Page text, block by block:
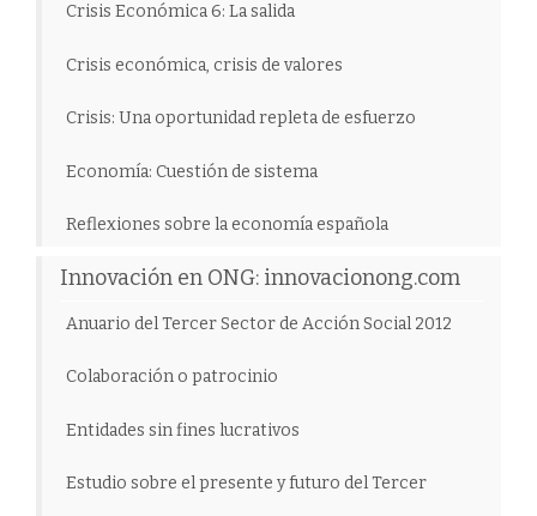
Crisis Económica 6: La salida
Crisis económica, crisis de valores
Crisis: Una oportunidad repleta de esfuerzo
Economía: Cuestión de sistema
Reflexiones sobre la economía española
Innovación en ONG: innovacionong.com
Anuario del Tercer Sector de Acción Social 2012
Colaboración o patrocinio
Entidades sin fines lucrativos
Estudio sobre el presente y futuro del Tercer